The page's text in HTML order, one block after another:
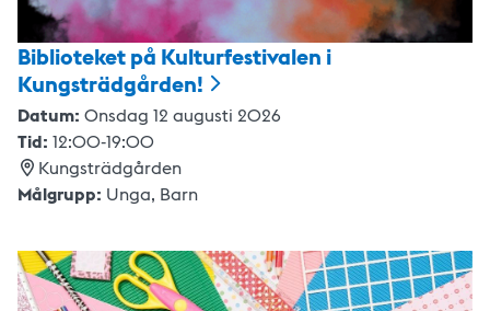
Biblioteket på Kulturfestivalen i
Kungsträdgården!
Datum: Onsdag 12 augusti 2026
Tid: 12:00-19:00
Kungsträdgården
Målgrupp: Unga, Barn